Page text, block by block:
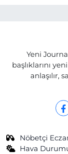
Yeni
başlıklarını
anlaşılır,
Nöbetçi
Hava